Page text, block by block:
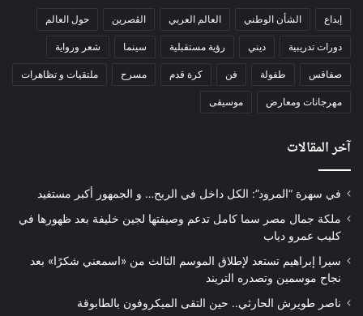
إبداع الشأن الوطني العالم العربي الڨصرين حول العالم
دورات تدريبية ديني رؤية مستقبلية سينما شعر ورواية
صفاقس طفولة فن كرة قدم مسرح ملتقيات و تظاهرات
مهرجانات ومعارض موسيقى
آخر المقالات
في سهرة “المرود”: الكل داخل في الربح… و الجمهور أكبر مستفيد
ملكة جمال مصر سما كامل تدعم وصيفتها لجين خليفة بعد ظهورها في
كليب عمرو دياب
سيرا إبراهيم تستعد لإطلاق الموسم الثالث من «اسمعني شكرًا» بعد
نجاح موسمين وتصدره التريند
ناصر طويرش الحارثي.. حين التقى الميكروفون بالطابوقة